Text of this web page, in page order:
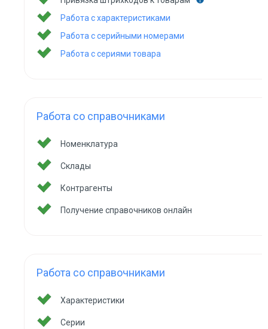
Работа с характеристиками
Работа с серийными номерами
Работа с сериями товара
Работа со справочниками
Номенклатура
Склады
Контрагенты
Получение справочников онлайн
Работа со справочниками
Характеристики
Серии